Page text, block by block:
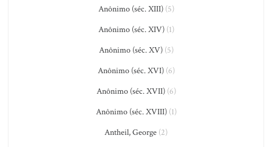
Anônimo (séc. XIII)(5)
Anônimo (séc. XIV)(1)
Anônimo (séc. XV)(5)
Anônimo (séc. XVI)(6)
Anônimo (séc. XVII)(6)
Anônimo (séc. XVIII)(1)
Antheil, George (2)